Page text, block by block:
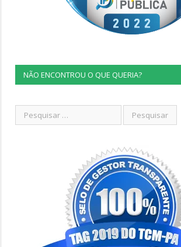
NÃO ENCONTROU O QUE QUERIA?